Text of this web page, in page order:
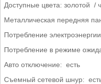
Доступные цвета: золотой /
Металлическая передняя
Потребление
Потребление в режиме
Авто отключение: есть
Съемный сетевой шнур: